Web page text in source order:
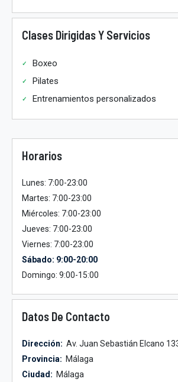
Clases Dirigidas Y Servicios
Boxeo
Pilates
Entrenamientos personalizados
Horarios
Lunes: 7:00-23:00
Martes: 7:00-23:00
Miércoles: 7:00-23:00
Jueves: 7:00-23:00
Viernes: 7:00-23:00
Sábado: 9:00-20:00
Domingo: 9:00-15:00
Datos De Contacto
Dirección: Av. Juan Sebastián Elcano
Provincia: Málaga
Ciudad: Málaga